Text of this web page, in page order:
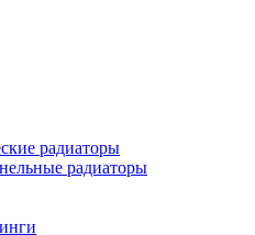
радиаторы
радиаторы